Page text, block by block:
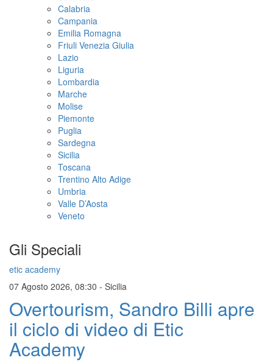
Calabria
Campania
Emilia Romagna
Friuli Venezia Giulia
Lazio
Liguria
Lombardia
Marche
Molise
Piemonte
Puglia
Sardegna
Sicilia
Toscana
Trentino Alto Adige
Umbria
Valle D’Aosta
Veneto
Gli Speciali
etic academy
07 Agosto 2026, 08:30 - Sicilia
Overtourism, Sandro Billi apre
il ciclo di video di Etic
Academy